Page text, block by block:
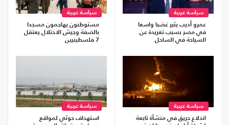
سياسة عربية
عمرو أديب يثير غضبا واسعا
في مصر بسبب تغريدة عن
السياحة في الساحل
سياسة عربية
مستوطنون يهاجمون مسجدا
بالضفة وجيش الاحتلال يعتقل
7 فلسطينيين
سياسة عربية
اندلاع حريق في منشأة تابعة
سياسة عربية
استهداف حوثي لمواقع